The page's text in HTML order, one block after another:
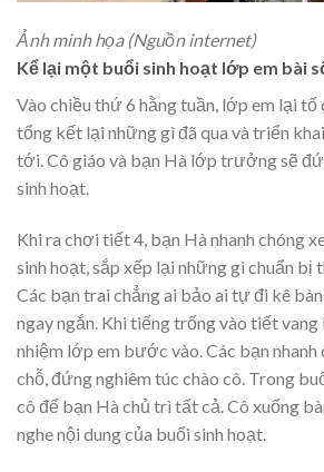
Ảnh minh họa (Nguồn internet)
Kể lại một buổi sinh hoạt lớp em bài
Vào chiều thứ 6 hằng tuần, lớp em lại tổ
tổng kết lại những gì đã qua và triển
tới. Cô giáo và bạn Hà lớp trưởng sẽ
sinh hoạt.
Khi ra chơi tiết 4, bạn Hà nhanh chóng
sinh hoạt, sắp xếp lại những gì chuẩn
Các bạn trai chẳng ai bảo ai tự đi kê
ngay ngắn. Khi tiếng trống vào tiết vang
nhiệm lớp em bước vào. Các bạn nhanh
chỗ, đứng nghiêm túc chào cô. Trong
cô để bạn Hà chủ trì tất cả. Cô xuống
nghe nội dung của buổi sinh hoạt.